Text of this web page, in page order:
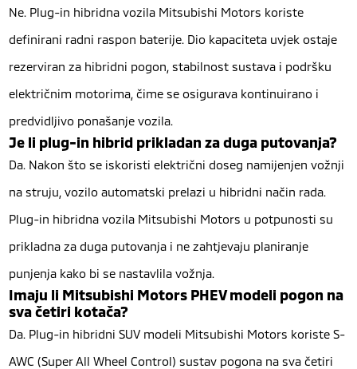
Ne. Plug-in hibridna vozila Mitsubishi Motors koriste
definirani radni raspon baterije. Dio kapaciteta uvjek ostaje
rezerviran za hibridni pogon, stabilnost sustava i podršku
električnim motorima, čime se osigurava kontinuirano i
predvidljivo ponašanje vozila.
Je li plug-in hibrid prikladan za duga putovanja?
Da. Nakon što se iskoristi električni doseg namijenjen vožnji
na struju, vozilo automatski prelazi u hibridni način rada.
Plug-in hibridna vozila Mitsubishi Motors u potpunosti su
prikladna za duga putovanja i ne zahtjevaju planiranje
punjenja kako bi se nastavlila vožnja.
Imaju li Mitsubishi Motors PHEV modeli pogon na
sva četiri kotača?
Da. Plug-in hibridni SUV modeli Mitsubishi Motors koriste S-
AWC (Super All Wheel Control) sustav pogona na sva četiri